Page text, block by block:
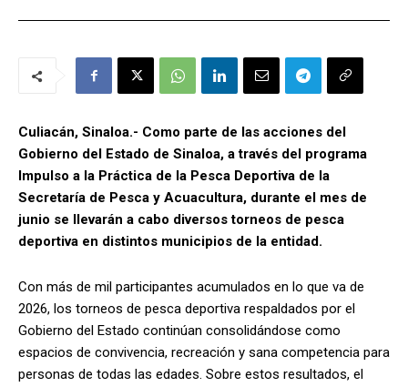
Culiacán, Sinaloa.- Como parte de las acciones del
Gobierno del Estado de Sinaloa, a través del programa
Impulso a la Práctica de la Pesca Deportiva de la
Secretaría de Pesca y Acuacultura, durante el mes de
junio se llevarán a cabo diversos torneos de pesca
deportiva en distintos municipios de la entidad.
Con más de mil participantes acumulados en lo que va de
2026, los torneos de pesca deportiva respaldados por el
Gobierno del Estado continúan consolidándose como
espacios de convivencia, recreación y sana competencia para
personas de todas las edades. Sobre estos resultados, el